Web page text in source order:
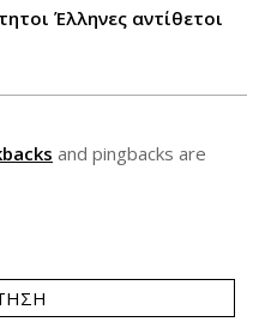
Έλληνες αντίθετοι
and pingbacks are